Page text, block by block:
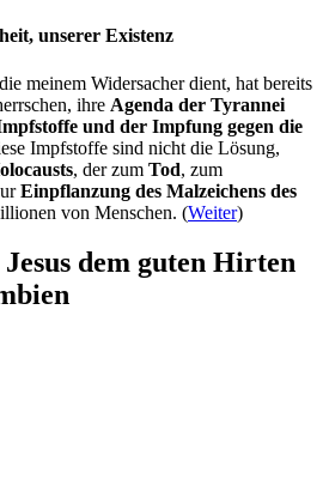
unserer Existenz
meinem Widersacher dient, hat bereits
ihre Agenda der Tyrannei
und der Impfung gegen die
Impfstoffe sind nicht die Lösung,
, der zum Tod, zum
Einpflanzung des Malzeichens des
von Menschen. (Weiter)
dem guten Hirten